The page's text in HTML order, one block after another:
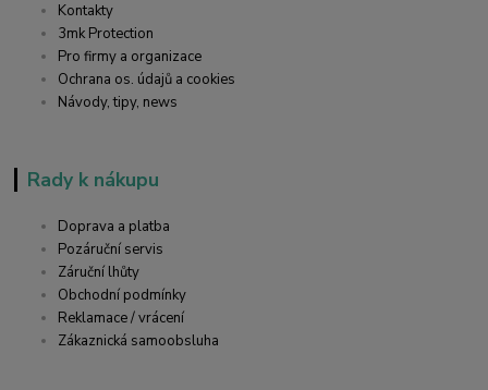
Kontakty
3mk Protection
Pro firmy a organizace
Ochrana os. údajů a cookies
Návody, tipy, news
Rady k nákupu
Doprava a platba
Pozáruční servis
Záruční lhůty
Obchodní podmínky
Reklamace / vrácení
Zákaznická samoobsluha